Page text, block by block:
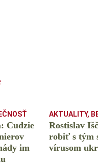
Cudzie
im
AKTUALITY,
Rostislav
robiť s tým
vírusom